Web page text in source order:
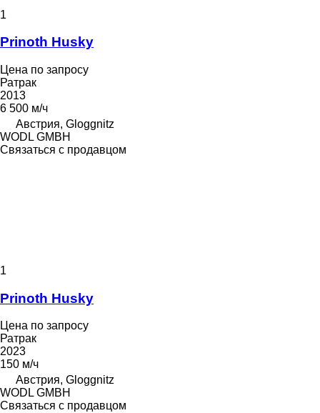
1
Prinoth Husky
Цена по запросу
Ратрак
2013
6 500 м/ч
Австрия, Gloggnitz
WODL GMBH
Связаться с продавцом
1
Prinoth Husky
Цена по запросу
Ратрак
2023
150 м/ч
Австрия, Gloggnitz
WODL GMBH
Связаться с продавцом